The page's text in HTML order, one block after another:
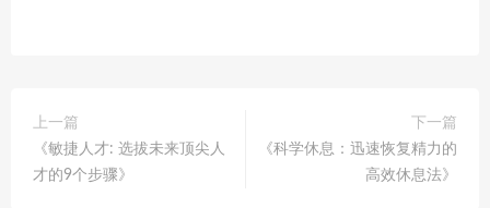
上一篇
《敏捷人才: 选拔未来顶尖人
才的9个步骤》
下一篇
《科学休息：迅速恢复精力的
高效休息法》